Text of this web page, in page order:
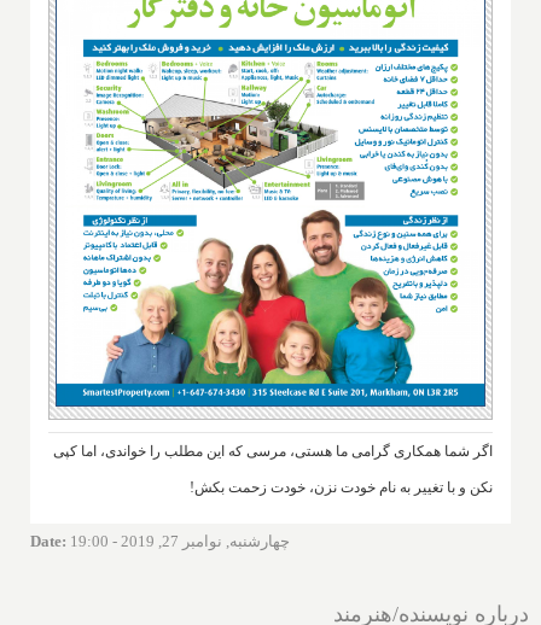
اگر شما همکاری گرامی ما هستی، مرسی که این مطلب را خواندی، اما کپی
نکن و با تغییر به نام خودت نزن، خودت زحمت بکش!
Date: چهارشنبه, نوامبر 27, 2019 - 19:00
درباره نویسنده/هنرمند